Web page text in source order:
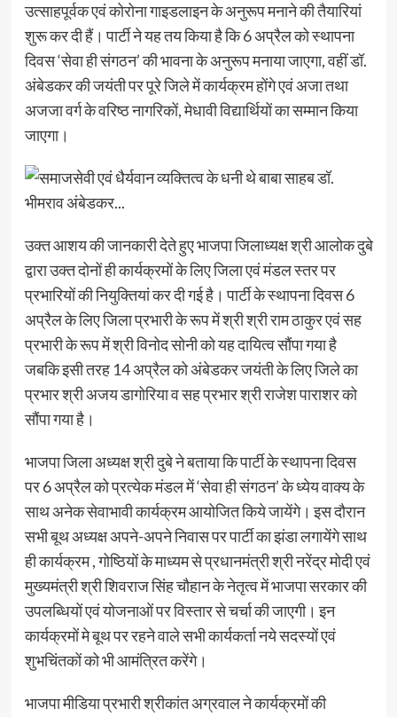
उत्साहपूर्वक एवं कोरोना गाइडलाइन के अनुरूप मनाने की तैयारियां
शुरू कर दी हैं। पार्टी ने यह तय किया है कि 6 अप्रैल को स्थापना
दिवस ‘सेवा ही संगठन’ की भावना के अनुरूप मनाया जाएगा, वहीं डॉ.
अंबेडकर की जयंती पर पूरे जिले में कार्यक्रम होंगे एवं अजा तथा
अजजा वर्ग के वरिष्ठ नागरिकों, मेधावी विद्यार्थियों का सम्मान किया
जाएगा।
उक्त आशय की जानकारी देते हुए भाजपा जिलाध्यक्ष श्री आलोक दुबे
द्वारा उक्त दोनों ही कार्यक्रमों के लिए जिला एवं मंडल स्तर पर
प्रभारियों की नियुक्तियां कर दी गई है। पार्टी के स्थापना दिवस 6
अप्रैल के लिए जिला प्रभारी के रूप में श्री श्री राम ठाकुर एवं सह
प्रभारी के रूप में श्री विनोद सोनी को यह दायित्व सौंपा गया है
जबकि इसी तरह 14 अप्रैल को अंबेडकर जयंती के लिए जिले का
प्रभार श्री अजय डागोरिया व सह प्रभार श्री राजेश पाराशर को
सौंपा गया है।
भाजपा जिला अध्यक्ष श्री दुबे ने बताया कि पार्टी के स्थापना दिवस
पर 6 अप्रैल को प्रत्येक मंडल में ‘सेवा ही संगठन’ के ध्येय वाक्य के
साथ अनेक सेवाभावी कार्यक्रम आयोजित किये जायेंगे। इस दौरान
सभी बूथ अध्यक्ष अपने-अपने निवास पर पार्टी का झंडा लगायेंगे साथ
ही कार्यक्रम , गोष्ठियों के माध्यम से प्रधानमंत्री श्री नरेंद्र मोदी एवं
मुख्यमंत्री श्री शिवराज सिंह चौहान के नेतृत्व में भाजपा सरकार की
उपलब्धियों एवं योजनाओं पर विस्तार से चर्चा की जाएगी। इन
कार्यक्रमों मे बूथ पर रहने वाले सभी कार्यकर्ता नये सदस्यों एवं
शुभचिंतकों को भी आमंत्रित करेंगे।
भाजपा मीडिया प्रभारी श्रीकांत अग्रवाल ने कार्यक्रमों की